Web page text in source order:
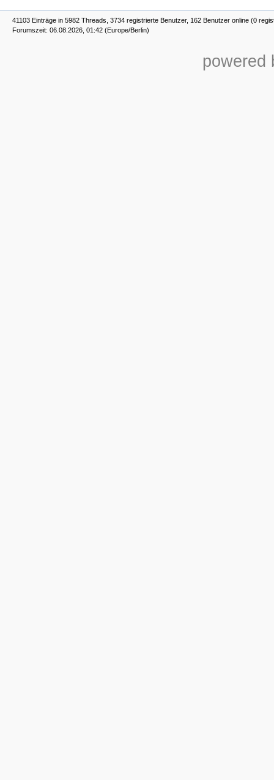
41103 Einträge in 5982 Threads, 3734 registrierte Benutzer, 162 Benutzer online (0
Forumszeit: 06.08.2026, 01:42 (Europe/Berlin)
powered